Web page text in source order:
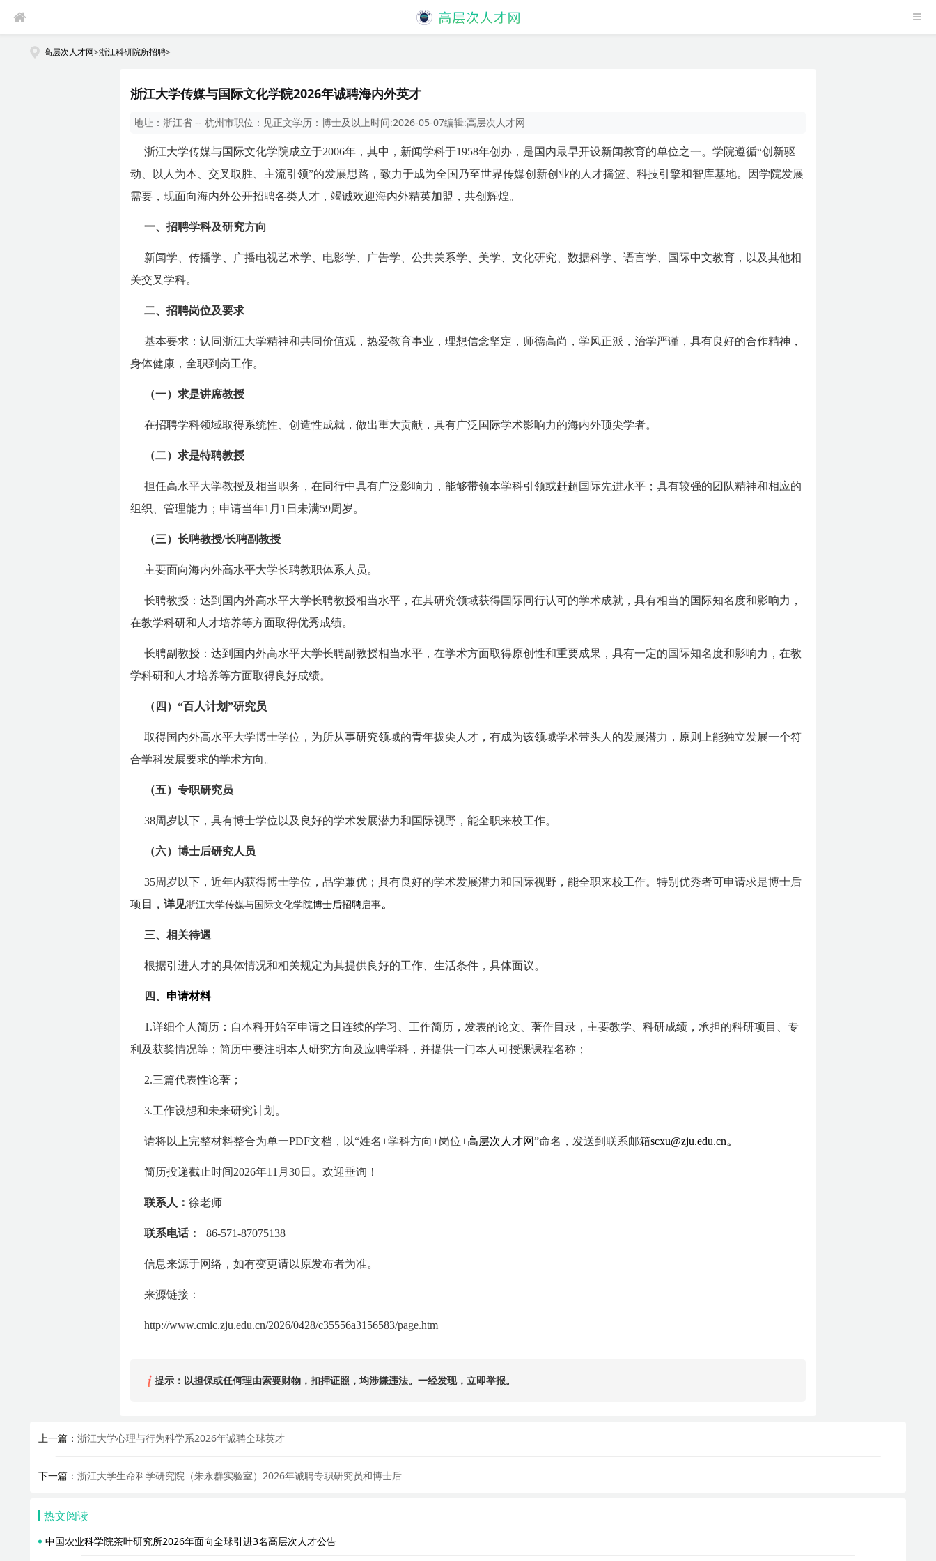
高层次人才网>浙江科研院所招聘>
浙江大学传媒与国际文化学院2026年诚聘海内外英才
地址： 浙江省 -- 杭州市职位： 见正文学历： 博士及以上时间:2026-05-07编辑:高层次人才网
浙江大学传媒与国际文化学院成立于2006年，其中，新闻学科于1958年创办，是国内最早开设新闻教育的单位之一。学院遵循“创新驱
动、以人为本、交叉取胜、主流引领”的发展思路，致力于成为全国乃至世界传媒创新创业的人才摇篮、科技引擎和智库基地。因学院发展
需要，现面向海内外公开招聘各类人才，竭诚欢迎海内外精英加盟，共创辉煌。
一、招聘学科及研究方向
新闻学、传播学、广播电视艺术学、电影学、广告学、公共关系学、美学、文化研究、数据科学、语言学、国际中文教育，以及其他相
关交叉学科。
二、招聘岗位及要求
基本要求：认同浙江大学精神和共同价值观，热爱教育事业，理想信念坚定，师德高尚，学风正派，治学严谨，具有良好的合作精神，
身体健康，全职到岗工作。
（一）求是讲席教授
在招聘学科领域取得系统性、创造性成就，做出重大贡献，具有广泛国际学术影响力的海内外顶尖学者。
（二）求是特聘教授
担任高水平大学教授及相当职务，在同行中具有广泛影响力，能够带领本学科引领或赶超国际先进水平；具有较强的团队精神和相应的
组织、管理能力；申请当年1月1日未满59周岁。
（三）长聘教授/长聘副教授
主要面向海内外高水平大学长聘教职体系人员。
长聘教授：达到国内外高水平大学长聘教授相当水平，在其研究领域获得国际同行认可的学术成就，具有相当的国际知名度和影响力，
在教学科研和人才培养等方面取得优秀成绩。
长聘副教授：达到国内外高水平大学长聘副教授相当水平，在学术方面取得原创性和重要成果，具有一定的国际知名度和影响力，在教
学科研和人才培养等方面取得良好成绩。
（四）“百人计划”研究员
取得国内外高水平大学博士学位，为所从事研究领域的青年拔尖人才，有成为该领域学术带头人的发展潜力，原则上能独立发展一个符
合学科发展要求的学术方向。
（五）专职研究员
38周岁以下，具有博士学位以及良好的学术发展潜力和国际视野，能全职来校工作。
（六）博士后研究人员
35周岁以下，近年内获得博士学位，品学兼优；具有良好的学术发展潜力和国际视野，能全职来校工作。特别优秀者可申请求是博士后
项 目，详见浙江大学传媒与国际文化学院博士后招聘启事。
三、相关待遇
根据引进人才的具体情况和相关规定为其提供良好的工作、生活条件，具体面议。
四、 申请材料
1.详细个人简历：自本科开始至申请之日连续的学习、工作简历，发表的论文、著作目录，主要教学、科研成绩，承担的科研项目、专
利及获奖情况等；简历中要注明本人研究方向及应聘学科，并提供一门本人可授课课程名称；
2.三篇代表性论著；
3.工作设想和未来研究计划。
请将以上完整材料整合为单一PDF文档，以“姓名+学科方向+岗位+高层次人才网”命名，发送到联系邮箱scxu@zju.edu.cn。
简历投递截止时间2026年11月30日。欢迎垂询！
联系人： 徐老师
联系电话： +86-571-87075138
信息来源于网络，如有变更请以原发布者为准。
来源链接：
http://www.cmic.zju.edu.cn/2026/0428/c35556a3156583/page.htm
提示：以担保或任何理由索要财物，扣押证照，均涉嫌违法。一经发现，立即举报。
上一篇：浙江大学心理与行为科学系2026年诚聘全球英才
下一篇：浙江大学生命科学研究院（朱永群实验室）2026年诚聘专职研究员和博士后
热文阅读
中国农业科学院茶叶研究所2026年面向全球引进3名高层次人才公告